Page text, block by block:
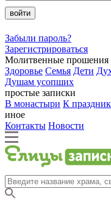
войти
Забыли пароль?
Зарегистрироваться
Молитвенные прошения
Здоровье Семья Дети
Душам усопших
простые записки
В монастыри К
иное
Контакты Новости